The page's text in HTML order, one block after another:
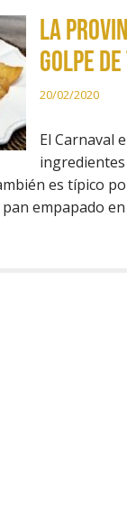
La
golpe
20/02/2020
El Carnaval
ingredientes
es típico
empapado